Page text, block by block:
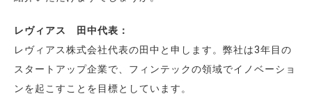
レヴィアス 田中代表：
レヴィアス株式会社代表の田中と申します。弊社は3年目の
スタートアップ企業で、フィンテックの領域でイノベーショ
ンを起こすことを目標としています。